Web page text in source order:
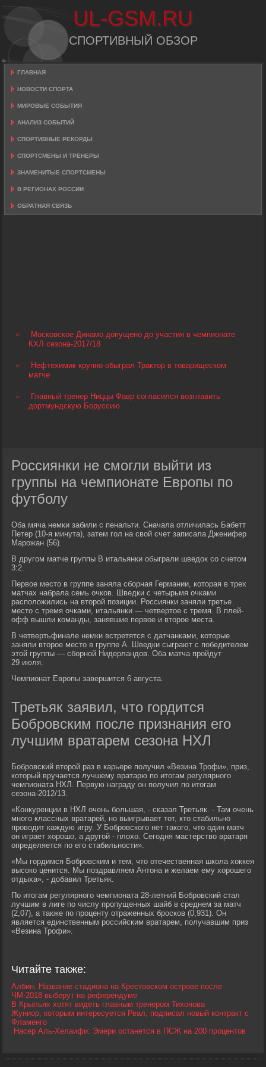
UL-GSM.RU
СПОРТИВНЫЙ ОБЗОР
ГЛАВНАЯ
НОВОСТИ СПОРТА
МИРОВЫЕ СОБЫТИЯ
АНАЛИЗ СОБЫТИЙ
СПОРТИВНЫЕ РЕКОРДЫ
СПОРТСМЕНЫ И ТРЕНЕРЫ
ЗНАМЕНИТЫЕ СПОРТСМЕНЫ
В РЕГИОНАХ РОССИИ
ОБРАТНАЯ СВЯЗЬ
Московское Динамо допущено до участия в чемпионате
КХЛ сезона-2017/18
Нефтехимик крупно обыграл Трактор в товарищеском
матче
Главный тренер Ниццы Фавр согласился возглавить
дортмундскую Боруссию
Россиянки не смогли выйти из
группы на чемпионате Европы по
футболу
Оба мяча немки забили с пенальти. Сначала отличилась Бабетт
Петер (10-я минута), затем гол на свой счет записала Дженифер
Марожан (56).
В другом матче группы B итальянки обыграли шведок со счетом
3:2.
Первое место в группе заняла сборная Германии, которая в трех
матчах набрала семь очков. Шведки с четырьмя очками
расположились на второй позиции. Россиянки заняли третье
место с тремя очками, итальянки — четвертое с тремя. В плей-
офф вышли команды, занявшие первое и второе места.
В четвертьфинале немки встретятся с датчанками, которые
заняли второе место в группе А. Шведки сыграют с победителем
этой группы — сборной Нидерландов. Оба матча пройдут
29 июля.
Чемпионат Европы завершится 6 августа.
Третьяк заявил, что гордится
Бобровским после признания его
лучшим вратарем сезона НХЛ
Бобровский второй раз в карьере получил «Везина Трофи», приз,
который вручается лучшему вратарю по итогам регулярного
чемпионата НХЛ. Первую награду он получил по итогам
сезона-2012/13.
«Конкуренции в НХЛ очень большая, - сказал Третьяк. - Там очень
много классных вратарей, но выигрывает тот, кто стабильно
проводит каждую игру. У Бобровского нет такого, что один матч
он играет хорошо, а другой - плохо. Сегодня мастерство вратаря
определяется по его стабильности».
«Мы гордимся Бобровским и тем, что отечественная школа хоккея
высоко ценится. Мы поздравляем Антона и желаем ему хорошего
отдыха», - добавил Третьяк.
По итогам регулярного чемпионата 28-летний Бобровский стал
лучшим в лиге по числу пропущенных шайб в среднем за матч
(2,07), а также по проценту отраженных бросков (0,931). Он
является единственным российским вратарем, получавшим приз
«Везина Трофи».
Читайте также:
Албин: Название стадиона на Крестовском острове после
ЧМ-2018 выберут на референдуме
В Крыльях хотят видеть главным тренером Тихонова
Жуниор, которым интересуется Реал, подписал новый контракт с
Фламенго
Насер Аль-Хелаифи: Эмери останется в ПСЖ на 200 процентов